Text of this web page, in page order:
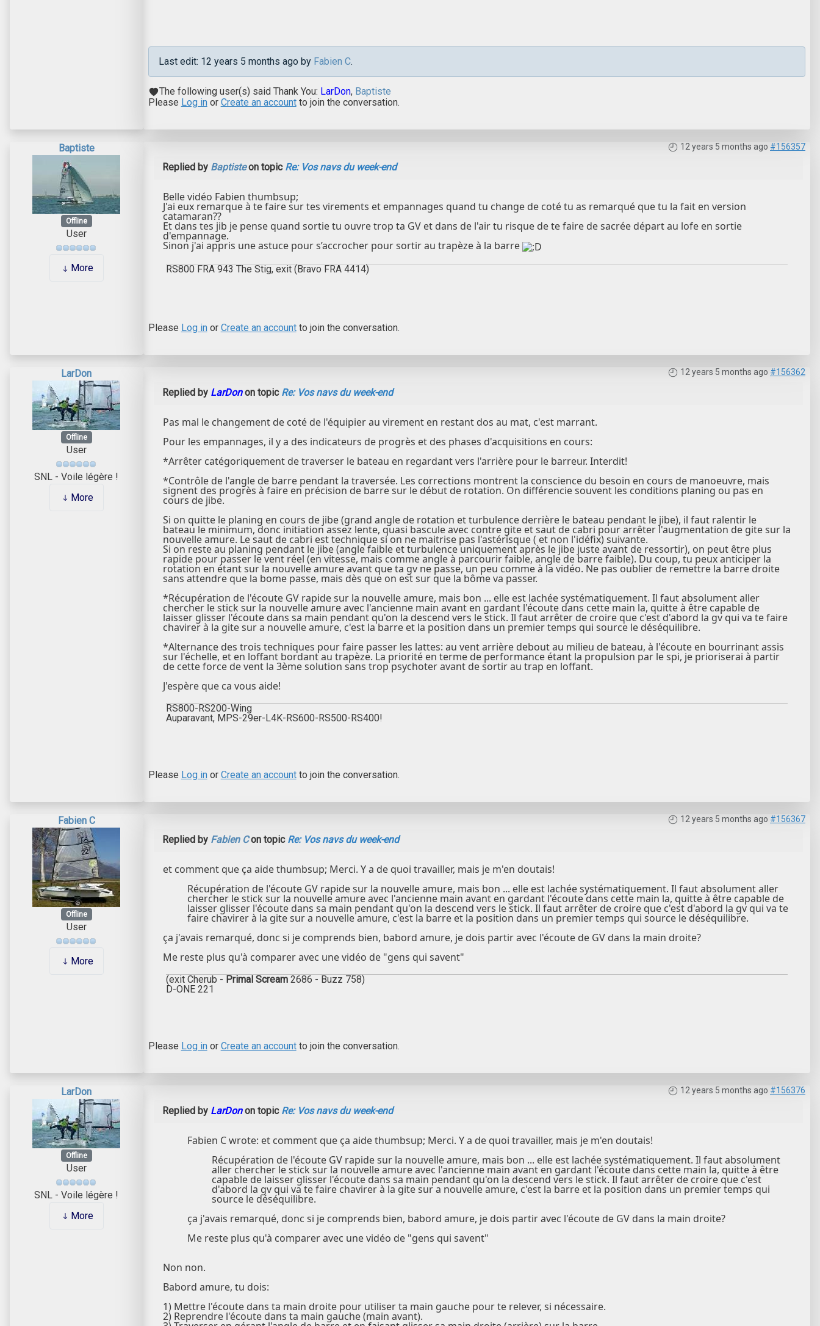
Last edit: 12 years 5 months ago by Fabien C.
The following user(s) said Thank You: LarDon, Baptiste
Please Log inor Create an accountto join the conversation.
Baptiste
Offline
User
More
12 years 5 months ago #156357
Replied by Baptisteon topic Re: Vos navs du week-end
Belle vidéo Fabien thumbsup;
J'ai eux remarque à te faire sur tes virements et empannages quand tu change de coté tu as remarqué que tu la fait en version
catamaran??
Et dans tes jib je pense quand sortie tu ouvre trop ta GV et dans de l'air tu risque de te faire de sacrée départ au lofe en sortie
d'empannage.
Sinon j'ai appris une astuce pour s’accrocher pour sortir au trapèze à la barre
RS800 FRA 943 The Stig, exit (Bravo FRA 4414)
Please Log inor Create an accountto join the conversation.
LarDon
Offline
User
SNL - Voile légère !
More
12 years 5 months ago #156362
Replied by LarDonon topic Re: Vos navs du week-end
Pas mal le changement de coté de l'équipier au virement en restant dos au mat, c'est marrant.
Pour les empannages, il y a des indicateurs de progrès et des phases d'acquisitions en cours:
*Arrêter catégoriquement de traverser le bateau en regardant vers l'arrière pour le barreur. Interdit!
*Contrôle de l'angle de barre pendant la traversée. Les corrections montrent la conscience du besoin en cours de manoeuvre, mais
signent des progrès à faire en précision de barre sur le début de rotation. On différencie souvent les conditions planing ou pas en
cours de jibe.
Si on quitte le planing en cours de jibe (grand angle de rotation et turbulence derrière le bateau pendant le jibe), il faut ralentir le
bateau le minimum, donc initiation assez lente, quasi bascule avec contre gite et saut de cabri pour arrêter l'augmentation de gite sur la
nouvelle amure. Le saut de cabri est technique si on ne maitrise pas l'astérisque ( et non l'idéfix) suivante.
Si on reste au planing pendant le jibe (angle faible et turbulence uniquement après le jibe juste avant de ressortir), on peut être plus
rapide pour passer le vent réel (en vitesse, mais comme angle à parcourir faible, angle de barre faible). Du coup, tu peux anticiper la
rotation en étant sur la nouvelle amure avant que ta gv ne passe, un peu comme à la vidéo. Ne pas oublier de remettre la barre droite
sans attendre que la bome passe, mais dès que on est sur que la bôme va passer.
*Récupération de l'écoute GV rapide sur la nouvelle amure, mais bon ... elle est lachée systématiquement. Il faut absolument aller
chercher le stick sur la nouvelle amure avec l'ancienne main avant en gardant l'écoute dans cette main la, quitte à être capable de
laisser glisser l'écoute dans sa main pendant qu'on la descend vers le stick. Il faut arrêter de croire que c'est d'abord la gv qui va te faire
chavirer à la gite sur a nouvelle amure, c'est la barre et la position dans un premier temps qui source le déséquilibre.
*Alternance des trois techniques pour faire passer les lattes: au vent arrière debout au milieu de bateau, à l'écoute en bourrinant assis
sur l'échelle, et en loffant bordant au trapèze. La priorité en terme de performance étant la propulsion par le spi, je prioriserai à partir
de cette force de vent la 3ème solution sans trop psychoter avant de sortir au trap en loffant.
J'espère que ca vous aide!
RS800-RS200-Wing
Auparavant, MPS-29er-L4K-RS600-RS500-RS400!
Please Log inor Create an accountto join the conversation.
Fabien C
Offline
User
More
12 years 5 months ago #156367
Replied by Fabien Con topic Re: Vos navs du week-end
et comment que ça aide thumbsup; Merci. Y a de quoi travailler, mais je m'en doutais!
Récupération de l'écoute GV rapide sur la nouvelle amure, mais bon ... elle est lachée systématiquement. Il faut absolument aller
chercher le stick sur la nouvelle amure avec l'ancienne main avant en gardant l'écoute dans cette main la, quitte à être capable de
laisser glisser l'écoute dans sa main pendant qu'on la descend vers le stick. Il faut arrêter de croire que c'est d'abord la gv qui va te
faire chavirer à la gite sur a nouvelle amure, c'est la barre et la position dans un premier temps qui source le déséquilibre.
ça j'avais remarqué, donc si je comprends bien, babord amure, je dois partir avec l'écoute de GV dans la main droite?
Me reste plus qu'à comparer avec une vidéo de "gens qui savent"
(exit Cherub - Primal Scream2686 - Buzz 758)
D-ONE 221
Please Log inor Create an accountto join the conversation.
LarDon
Offline
User
SNL - Voile légère !
More
12 years 5 months ago #156376
Replied by LarDonon topic Re: Vos navs du week-end
Fabien C wrote: et comment que ça aide thumbsup; Merci. Y a de quoi travailler, mais je m'en doutais!
Récupération de l'écoute GV rapide sur la nouvelle amure, mais bon ... elle est lachée systématiquement. Il faut absolument
aller chercher le stick sur la nouvelle amure avec l'ancienne main avant en gardant l'écoute dans cette main la, quitte à être
capable de laisser glisser l'écoute dans sa main pendant qu'on la descend vers le stick. Il faut arrêter de croire que c'est
d'abord la gv qui va te faire chavirer à la gite sur a nouvelle amure, c'est la barre et la position dans un premier temps qui
source le déséquilibre.
ça j'avais remarqué, donc si je comprends bien, babord amure, je dois partir avec l'écoute de GV dans la main droite?
Me reste plus qu'à comparer avec une vidéo de "gens qui savent"
Non non.
Babord amure, tu dois:
1) Mettre l'écoute dans ta main droite pour utiliser ta main gauche pour te relever, si nécessaire.
2) Reprendre l'écoute dans ta main gauche (main avant).